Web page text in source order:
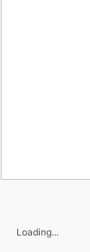
Loading...